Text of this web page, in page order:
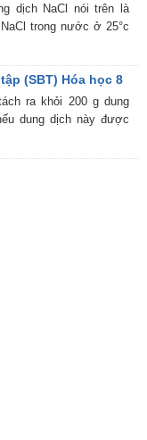
dịch NaCl nói trên là
trong nước ở 25°c
(SBT) Hóa học 8
ra khỏi 200 g dung
dung dịch này được